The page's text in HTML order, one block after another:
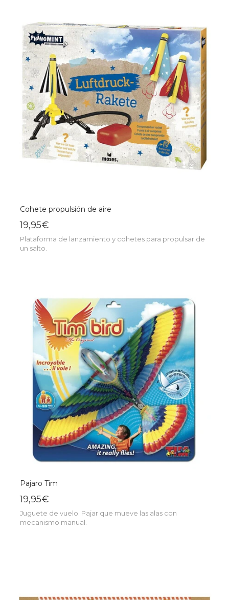
Cohete propulsión de aire
19,95€
Plataforma de lanzamiento y cohetes para propulsar de
un salto.
Pajaro Tim
19,95€
Juguete de vuelo. Pajar que mueve las alas con
mecanismo manual.